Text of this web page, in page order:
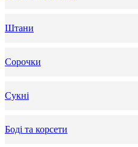
Штани
Сорочки
Сукні
Боді та корсети